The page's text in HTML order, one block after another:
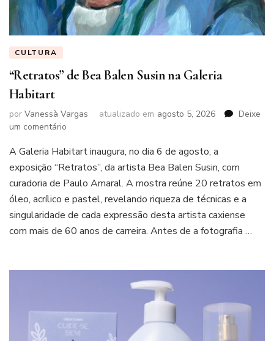
CULTURA
“Retratos” de Bea Balen Susin na Galeria
Habitart
por Vanessà Vargas atualizado em agosto 5, 2026
Deixe
um comentário
de
Bea
Balen
Susin
na
Galeria
Habitart
A Galeria Habitart inaugura, no dia 6 de agosto, a
exposição “Retratos”, da artista Bea Balen Susin, com
curadoria de Paulo Amaral. A mostra reúne 20 retratos em
óleo, acrílico e pastel, revelando riqueza de técnicas e a
singularidade de cada expressão desta artista caxiense
com mais de 60 anos de carreira. Antes de a fotografia …